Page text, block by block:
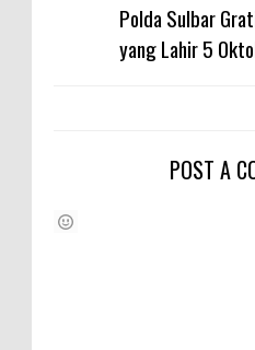
Polda Sulbar
yang Lahir 5
POST A